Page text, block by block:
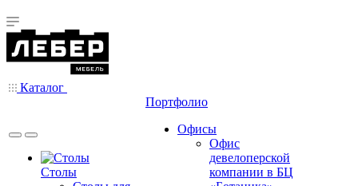
Каталог
Столы
Портфолио
Офисы
Офис
девелоперской
компании в БЦ